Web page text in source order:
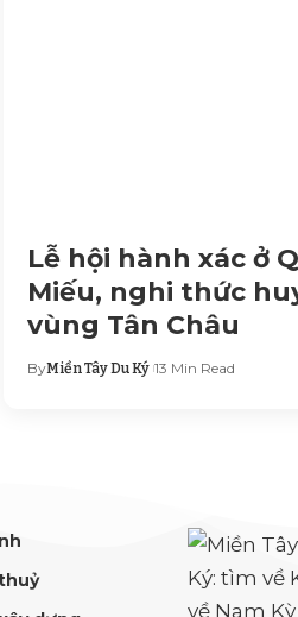
Lễ hội hành xác ở
Miếu, nghi thức
vùng Tân Châu
ByMiền Tây Du Ký 13 Min Read